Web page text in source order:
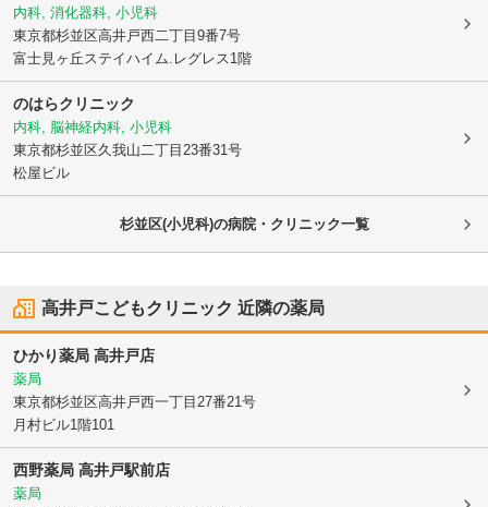
内科, 消化器科, 小児科
東京都杉並区高井戸西二丁目9番7号
富士見ヶ丘ステイハイム.レグレス1階
のはらクリニック
内科, 脳神経内科, 小児科
東京都杉並区久我山二丁目23番31号
松屋ビル
杉並区(小児科)の病院・クリニック一覧
高井戸こどもクリニック 近隣の薬局
ひかり薬局 高井戸店
薬局
東京都杉並区高井戸西一丁目27番21号
月村ビル1階101
西野薬局 高井戸駅前店
薬局